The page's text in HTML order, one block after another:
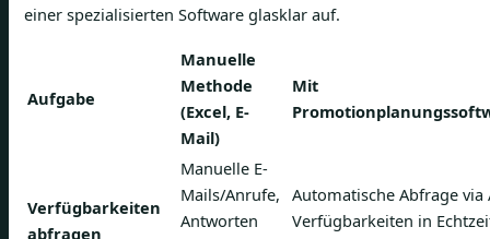
einer spezialisierten Software glasklar auf.
Aufgabe
Manuelle
Methode
(Excel, E-
Mail)
Mit
Verfügbarkeiten
abfragen
Manuelle E-
Mails/Anrufe,
Antworten
Automatische Abfrage via
Verfügbarkeiten in